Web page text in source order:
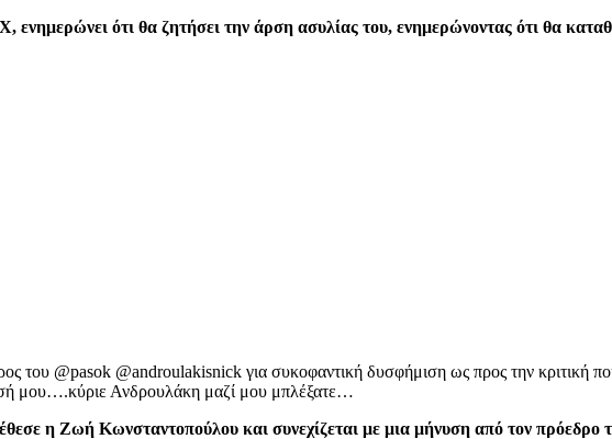
ενημερώνει ότι θα ζητήσει την άρση ασυλίας του, ενημερώνοντας ότι θα
του @pasok @androulakisnick για συκοφαντική δυσφήμιση ως προς την κριτική
μου….κύριε Ανδρουλάκη μαζί μου μπλέξατε…
η Ζωή Κωνσταντοπούλου και συνεχίζεται με μια μήνυση από τον